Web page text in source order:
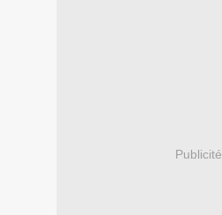
Publicité